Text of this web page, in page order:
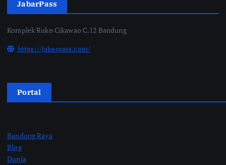
JabarPass
Komplek Ruko Cikawao C.12 Bandung
https://jabarpass.com/
Portal
Bandung Raya
Blog
Dunia